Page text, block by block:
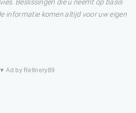
Beslissingen die u neemt op basis
informatie komen altijd voor uw eigen
▼ Ad by Refinery89